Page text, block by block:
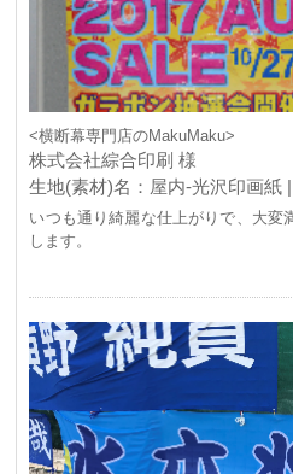
<横断幕専門店のMakuMaku>
株式会社綜合印刷 様
生地(素材)名：屋内-光沢印画紙
いつも通り綺麗な仕上がりで、大変
します。